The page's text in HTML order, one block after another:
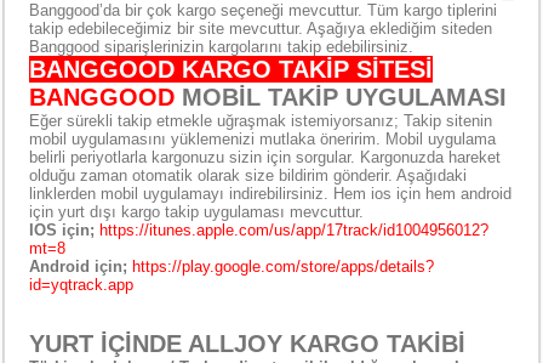
Banggood’da bir çok kargo seçeneği mevcuttur. Tüm kargo tiplerini
takip edebileceğimiz bir site mevcuttur. Aşağıya eklediğim siteden
Banggood siparişlerinizin kargolarını takip edebilirsiniz.
BANGGOOD KARGO TAKİP SİTESİ
BANGGOOD MOBİL TAKİP UYGULAMASI
Eğer sürekli takip etmekle uğraşmak istemiyorsanız; Takip sitenin
mobil uygulamasını yüklemenizi mutlaka öneririm. Mobil uygulama
belirli periyotlarla kargonuzu sizin için sorgular. Kargonuzda hareket
olduğu zaman otomatik olarak size bildirim gönderir. Aşağıdaki
linklerden mobil uygulamayı indirebilirsiniz. Hem ios için hem android
için yurt dışı kargo takip uygulaması mevcuttur.
IOS için; https://itunes.apple.com/us/app/17track/id1004956012?
mt=8
Android için; https://play.google.com/store/apps/details?
id=yqtrack.app
YURT İÇİNDE ALLJOY KARGO TAKİBİ